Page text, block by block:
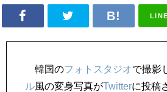
LINE
韓国のフォトスタジオで撮影
ル風の変身写真がTwitterに投稿